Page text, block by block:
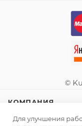
©
КОМПАНИЯ
Для улучшения